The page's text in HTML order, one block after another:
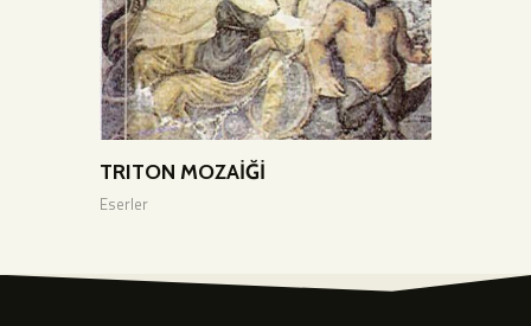
TRITON MOZAİĞİ
Eserler